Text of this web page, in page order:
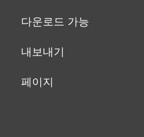
다운로드 가능
내보내기
페이지